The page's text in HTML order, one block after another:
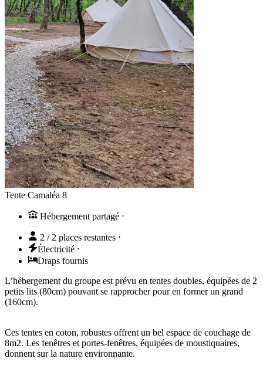
Tente Camaléa 8
Hébergement partagé ⋅
2 / 2 places restantes ⋅
Électricité ⋅
Draps fournis
L’hébergement du groupe est prévu en tentes doubles, équipées de 2
petits lits (80cm) pouvant se rapprocher pour en former un grand
(160cm).
Ces tentes en coton, robustes offrent un bel espace de couchage de
8m2. Les fenêtres et portes-fenêtres, équipées de moustiquaires,
donnent sur la nature environnante.